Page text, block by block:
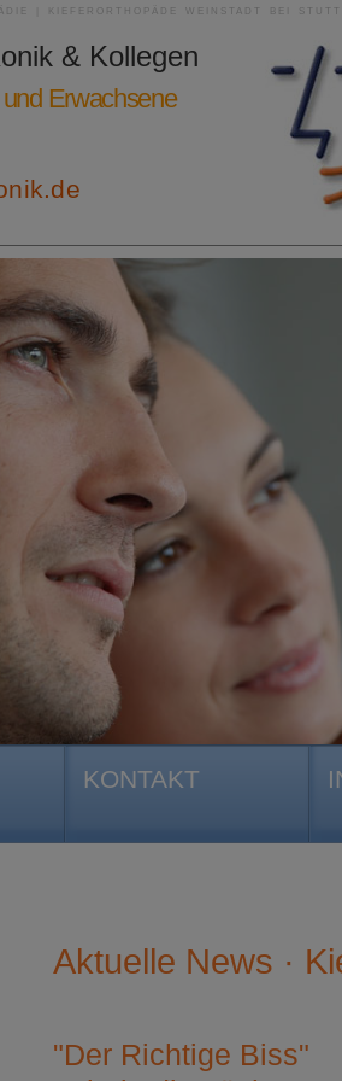
| KIEFERORTHOPÄDE WEINSTADT BEI
& Kollegen
Erwachsene
KONTAKT
Aktuelle News ·
"Der Richtige Biss"